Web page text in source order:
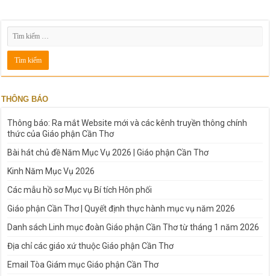
THÔNG BÁO
Thông báo: Ra mắt Website mới và các kênh truyền thông chính
thức của Giáo phận Cần Thơ
Bài hát chủ đề Năm Mục Vụ 2026 | Giáo phận Cần Thơ
Kinh Năm Mục Vụ 2026
Các mẫu hồ sơ Mục vụ Bí tích Hôn phối
Giáo phận Cần Thơ | Quyết định thực hành mục vụ năm 2026
Danh sách Linh mục đoàn Giáo phận Cần Thơ từ tháng 1 năm 2026
Địa chỉ các giáo xứ thuộc Giáo phận Cần Thơ
Email Tòa Giám mục Giáo phận Cần Thơ